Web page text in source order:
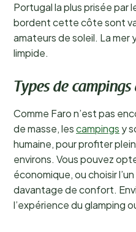
Portugal la plus prisée par
bordent cette côte sont
amateurs de soleil. La mer
limpide.
Types de campings
Comme Faro n’est pas
de masse, lescampings y
humaine, pour profiter
environs. Vous pouvez
économique, ou choisir
davantage de confort.
l’expérience du glamping